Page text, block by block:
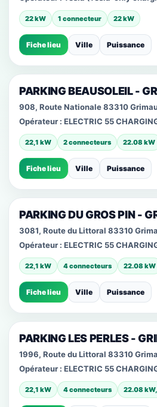
22 kW 1 connecteur 22 kW
Fiche lieu Ville Puissance
PARKING BEAUSOLEIL -
908, Route Nationale 83310
Opérateur : ELECTRIC 55
22,1 kW 2 connecteurs 22.08 kW
Fiche lieu Ville Puissance
PARKING DU GROS PIN -
3081, Route du Littoral 83310
Opérateur : ELECTRIC 55
22,1 kW 4 connecteurs 22.08 kW
Fiche lieu Ville Puissance
PARKING LES PERLES -
1996, Route du Littoral 83310
Opérateur : ELECTRIC 55
22,1 kW 4 connecteurs 22.08